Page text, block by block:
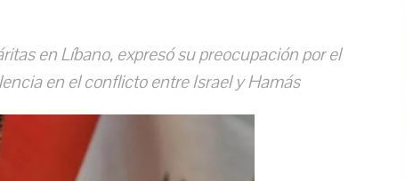
en Líbano, expresó su preocupación por el
en el conflicto entre Israel y Hamás